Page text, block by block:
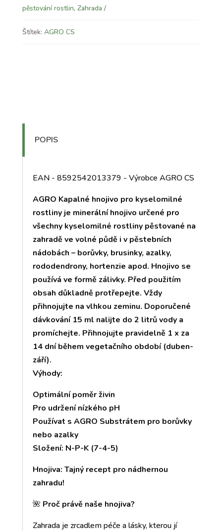
pěstování rostlin, Zahrada
Štítek: AGRO CS
POPIS
EAN - 8592542013379 - Výrobce AGRO CS
AGRO Kapalné hnojivo pro kyselomilné
rostliny je minerální hnojivo určené pro
všechny kyselomilné rostliny pěstované na
zahradě ve volné půdě i v pěstebních
nádobách – borůvky, brusinky, azalky,
rododendrony, hortenzie apod. Hnojivo se
používá ve formě zálivky. Před použitím
obsah důkladně protřepejte. Vždy
přihnojujte na vlhkou zeminu. Doporučené
dávkování 15 ml nalijte do 2 litrů vody a
promíchejte. Přihnojujte pravidelně 1 x za
14 dní během vegetačního období (duben-
září).
Výhody:
Optimální poměr živin
Pro udržení nízkého pH
Používat s AGRO Substrátem pro borůvky
nebo azalky
Složení: N-P-K (7-4-5)
Hnojiva: Tajný recept pro nádhernou
zahradu!
🌺 Proč právě naše hnojiva?
Zahrada je zrcadlem péče a lásky, kterou jí